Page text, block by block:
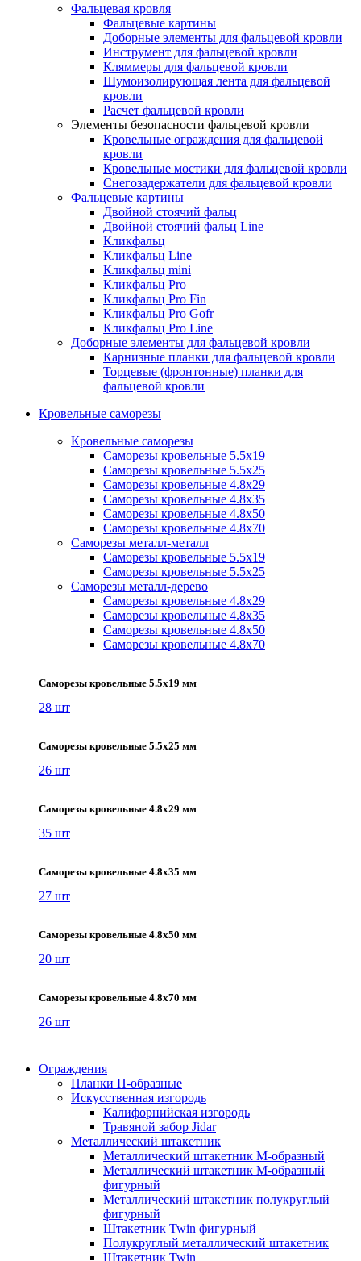
Фальцевая кровля
Фальцевые картины
Доборные элементы для фальцевой кровли
Инструмент для фальцевой кровли
Кляммеры для фальцевой кровли
Шумоизолирующая лента для фальцевой
кровли
Расчет фальцевой кровли
Элементы безопасности фальцевой кровли
Кровельные ограждения для фальцевой
кровли
Кровельные мостики для фальцевой кровли
Снегозадержатели для фальцевой кровли
Фальцевые картины
Двойной стоячий фальц
Двойной стоячий фальц Line
Кликфальц
Кликфальц Line
Кликфальц mini
Кликфальц Pro
Кликфальц Pro Fin
Кликфальц Pro Gofr
Кликфальц Pro Line
Доборные элементы для фальцевой кровли
Карнизные планки для фальцевой кровли
Торцевые (фронтонные) планки для
фальцевой кровли
Кровельные саморезы
Кровельные саморезы
Саморезы кровельные 5.5х19
Саморезы кровельные 5.5х25
Саморезы кровельные 4.8х29
Саморезы кровельные 4.8х35
Саморезы кровельные 4.8х50
Саморезы кровельные 4.8х70
Саморезы металл-металл
Саморезы кровельные 5.5х19
Саморезы кровельные 5.5х25
Саморезы металл-дерево
Саморезы кровельные 4.8х29
Саморезы кровельные 4.8х35
Саморезы кровельные 4.8х50
Саморезы кровельные 4.8х70
Саморезы кровельные 5.5х19 мм
28 шт
Саморезы кровельные 5.5х25 мм
26 шт
Саморезы кровельные 4.8х29 мм
35 шт
Саморезы кровельные 4.8х35 мм
27 шт
Саморезы кровельные 4.8х50 мм
20 шт
Саморезы кровельные 4.8х70 мм
26 шт
Ограждения
Планки П-образные
Искусственная изгородь
Калифорнийская изгородь
Травяной забор Jidar
Металлический штакетник
Металлический штакетник М-образный
Металлический штакетник М-образный
фигурный
Металлический штакетник полукруглый
фигурный
Штакетник Twin фигурный
Полукруглый металлический штакетник
Штакетник Twin